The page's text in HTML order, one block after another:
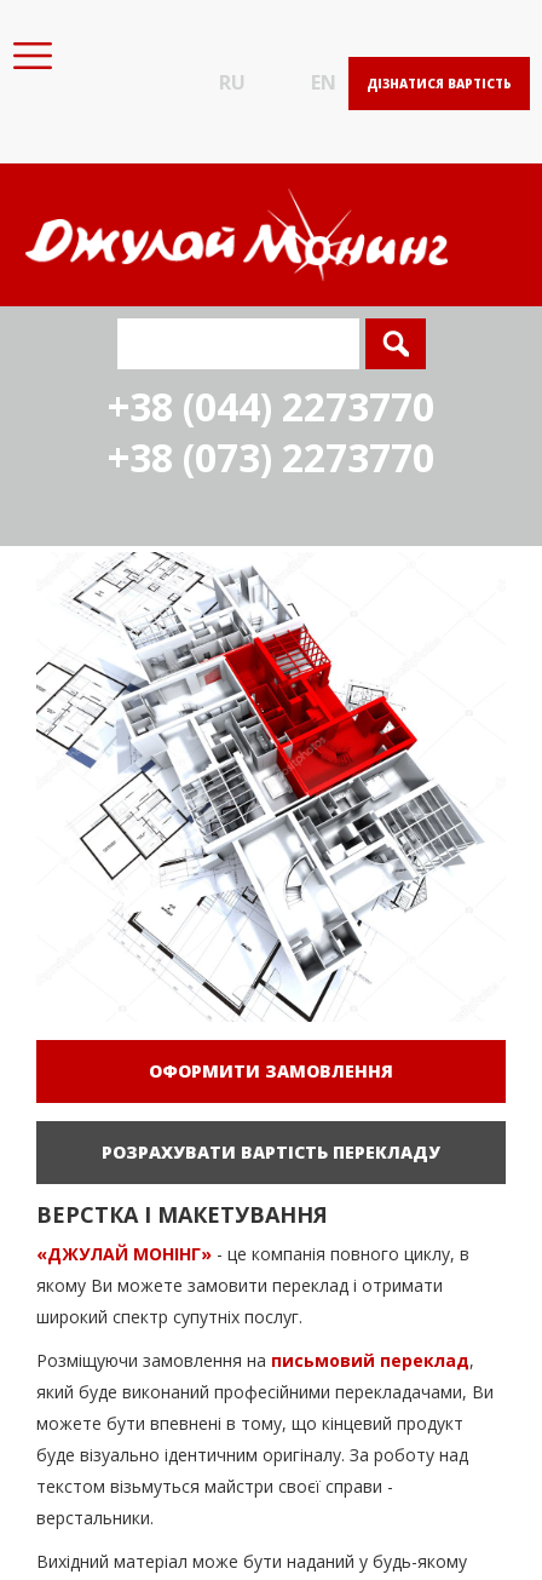
RU EN ДІЗНАТИСЯ ВАРТІСТЬ
+38 (044) 2273770
+38 (073) 2273770
ОФОРМИТИ ЗАМОВЛЕННЯ
РОЗРАХУВАТИ ВАРТІСТЬ ПЕРЕКЛАДУ
ВЕРСТКА І МАКЕТУВАННЯ
«ДЖУЛАЙ МОНІНГ» - це компанія повного циклу, в
якому Ви можете замовити переклад і отримати
широкий спектр супутніх послуг.
Розміщуючи замовлення на письмовий переклад,
який буде виконаний професійними перекладачами, Ви
можете бути впевнені в тому, що кінцевий продукт
буде візуально ідентичним оригіналу. За роботу над
текстом візьмуться майстри своєї справи -
верстальники.
Вихідний матеріал може бути наданий у будь-якому